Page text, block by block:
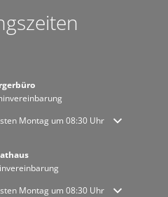
oder Schließzeiten auszublenden
Montag um 08:30 Uhr
oder Schließzeiten auszublenden
Montag um 08:30 Uhr